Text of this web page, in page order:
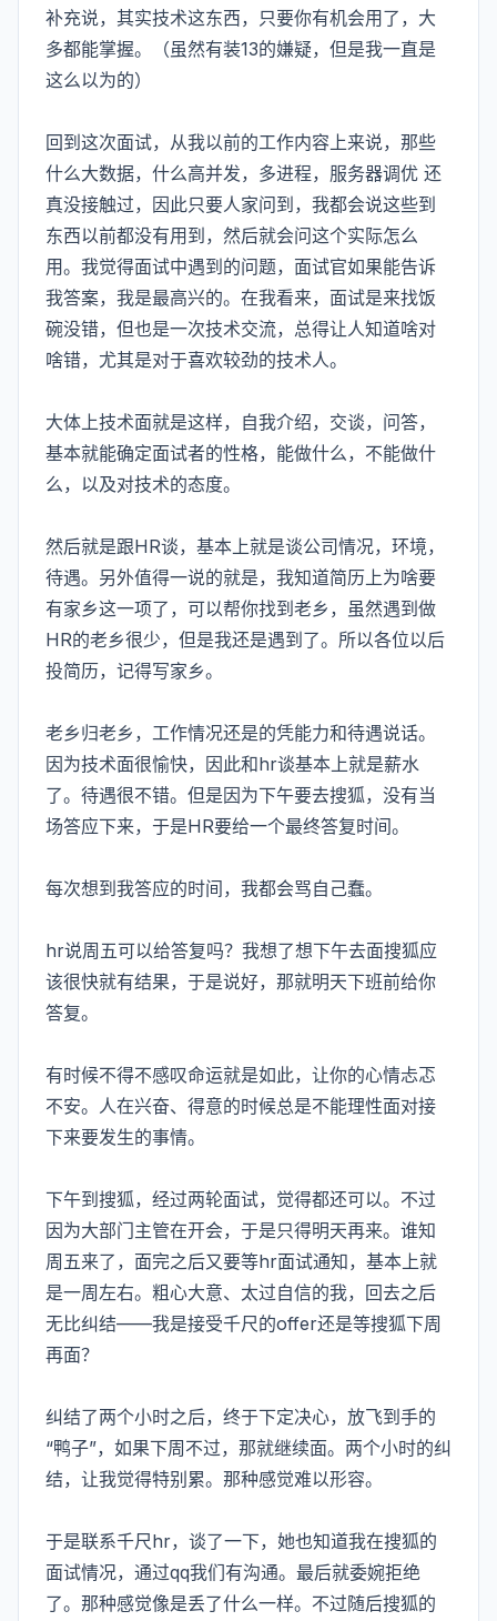
补充说，其实技术这东西，只要你有机会用了，大
多都能掌握。（虽然有装13的嫌疑，但是我一直是
这么以为的）
回到这次面试，从我以前的工作内容上来说，那些
什么大数据，什么高并发，多进程，服务器调优 还
真没接触过，因此只要人家问到，我都会说这些到
东西以前都没有用到，然后就会问这个实际怎么
用。我觉得面试中遇到的问题，面试官如果能告诉
我答案，我是最高兴的。在我看来，面试是来找饭
碗没错，但也是一次技术交流，总得让人知道啥对
啥错，尤其是对于喜欢较劲的技术人。
大体上技术面就是这样，自我介绍，交谈，问答，
基本就能确定面试者的性格，能做什么，不能做什
么，以及对技术的态度。
然后就是跟HR谈，基本上就是谈公司情况，环境，
待遇。另外值得一说的就是，我知道简历上为啥要
有家乡这一项了，可以帮你找到老乡，虽然遇到做
HR的老乡很少，但是我还是遇到了。所以各位以后
投简历，记得写家乡。
老乡归老乡，工作情况还是的凭能力和待遇说话。
因为技术面很愉快，因此和hr谈基本上就是薪水
了。待遇很不错。但是因为下午要去搜狐，没有当
场答应下来，于是HR要给一个最终答复时间。
每次想到我答应的时间，我都会骂自己蠢。
hr说周五可以给答复吗？我想了想下午去面搜狐应
该很快就有结果，于是说好，那就明天下班前给你
答复。
有时候不得不感叹命运就是如此，让你的心情忐忑
不安。人在兴奋、得意的时候总是不能理性面对接
下来要发生的事情。
下午到搜狐，经过两轮面试，觉得都还可以。不过
因为大部门主管在开会，于是只得明天再来。谁知
周五来了，面完之后又要等hr面试通知，基本上就
是一周左右。粗心大意、太过自信的我，回去之后
无比纠结——我是接受千尺的offer还是等搜狐下周
再面？
纠结了两个小时之后，终于下定决心，放飞到手的
“鸭子”，如果下周不过，那就继续面。两个小时的纠
结，让我觉得特别累。那种感觉难以形容。
于是联系千尺hr，谈了一下，她也知道我在搜狐的
面试情况，通过qq我们有沟通。最后就委婉拒绝
了。那种感觉像是丢了什么一样。不过随后搜狐的